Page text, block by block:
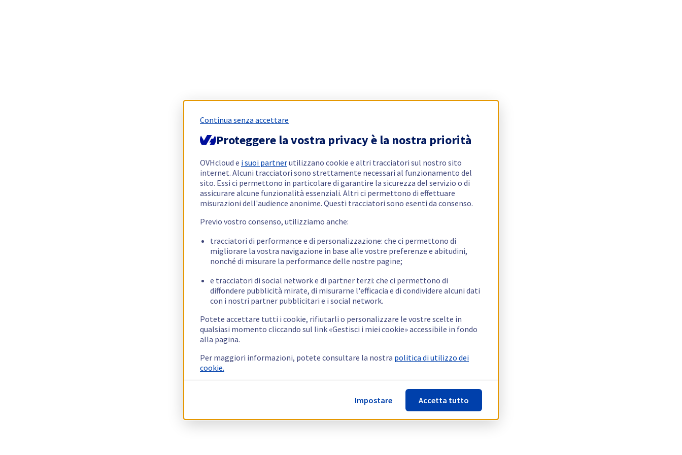
Continua senza accettare
Proteggere la vostra privacy è la nostra priorità
OVHcloud e i suoi partnerutilizzano cookie e altri tracciatori sul nostro sito
internet. Alcuni tracciatori sono strettamente necessari al funzionamento del
sito. Essi ci permettono in particolare di garantire la sicurezza del servizio o di
assicurare alcune funzionalità essenziali. Altri ci permettono di effettuare
misurazioni dell'audience anonime. Questi tracciatori sono esenti da consenso.
Previo vostro consenso, utilizziamo anche:
tracciatori di performance e di personalizzazione: che ci permettono di
migliorare la vostra navigazione in base alle vostre preferenze e abitudini,
nonché di misurare la performance delle nostre pagine;
e tracciatori di social network e di partner terzi: che ci permettono di
diffondere pubblicità mirate, di misurarne l'efficacia e di condividere alcuni dati
con i nostri partner pubblicitari e i social network.
Potete accettare tutti i cookie, rifiutarli o personalizzare le vostre scelte in
qualsiasi momento cliccando sul link «Gestisci i miei cookie» accessibile in fondo
alla pagina.
Per maggiori informazioni, potete consultare la nostra politica di utilizzo dei
cookie.
Impostare Accetta tutto